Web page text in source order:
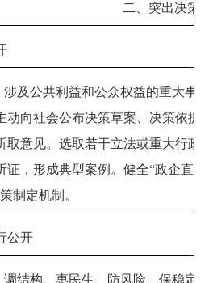
二、突出决策
及公共利益和公众权益的重大事
向社会公布决策草案、决策依据
取意见。选取若干立法或重大行政
证，形成典型案例。健全“政企直通
制定机制。
公开
结构、惠民生、防风险、保稳定